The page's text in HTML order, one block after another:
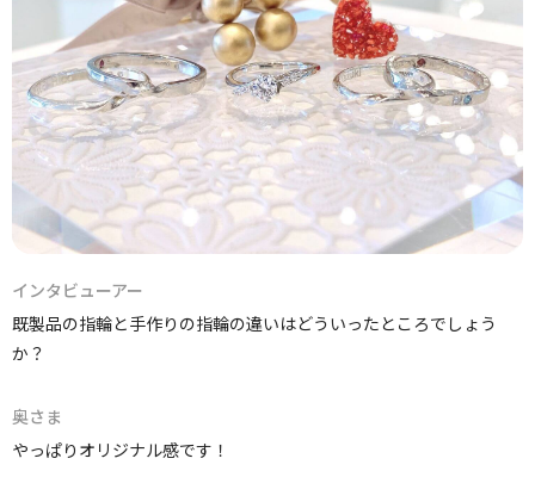
インタビューアー
既製品の指輪と手作りの指輪の違いはどういったところでしょう
か？
奥さま
やっぱりオリジナル感です！